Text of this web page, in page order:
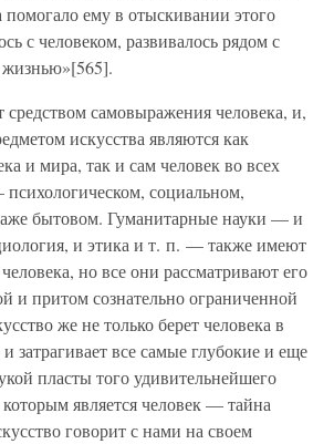
помогало ему в отыскивании этого
с человеком, развивалось рядом с
жизнью»[565].
средством самовыражения человека, и,
искусства являются как
и мира, так и сам человек во всех
социальном,
бытовом. Гуманитарные науки — и
и этика и т. п. — также имеют
но все они рассматривают его
и притом сознательно ограниченной
же не только берет человека в
затрагивает все самые глубокие и еще
пласты того удивительнейшего
является человек — тайна
говорит с нами на своем